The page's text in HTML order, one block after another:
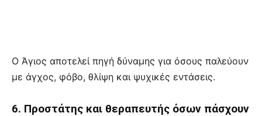
Ο Άγιος αποτελεί πηγή δύναμης για όσους παλεύουν
με άγχος, φόβο, θλίψη και ψυχικές εντάσεις.
6. Προστάτης και θεραπευτής όσων πάσχουν